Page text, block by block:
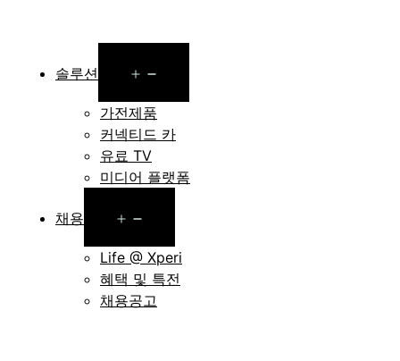
솔루션
menu
가전제품
커넥티드 카
유료 TV
미디어 플랫폼
채용
menu
Life @ Xperi
혜택 및 특전
채용공고